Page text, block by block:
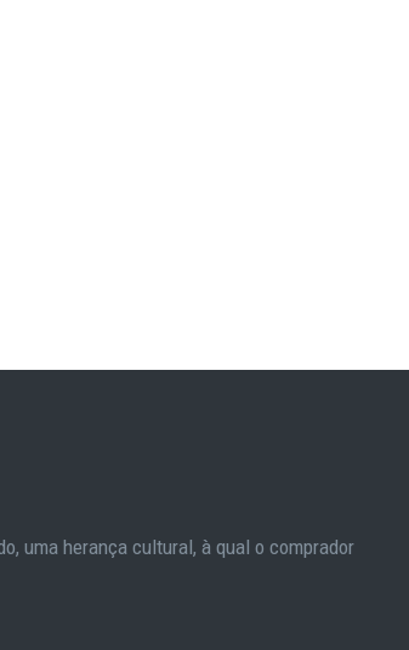
uma herança cultural, à qual o comprador